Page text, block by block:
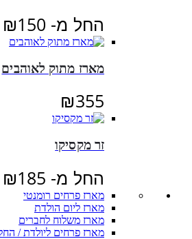
החל מ- ₪150
מארז מתוק לאוהבים
₪355
זר מקסיקו
החל מ- ₪185
מארז פרחים רומנטי
מארז ליום הולדת
מארז משלוח לחברים
מארז פרחים ליולדת /